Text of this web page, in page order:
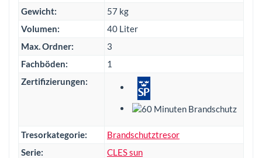
Gewicht:
57 kg
Volumen:
40 Liter
Max. Ordner:
3
Fachböden:
1
Zertifizierungen:
Tresorkategorie:
Brandschutztresor
Serie:
CLES sun